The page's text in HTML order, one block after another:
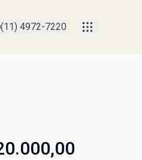
(11) 4972-7220